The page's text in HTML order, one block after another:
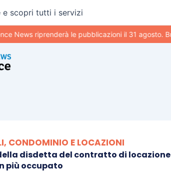
e scopri tutti i servizi
riprenderà le pubblicazioni il 31 agosto. Buone
CONDOMINIO E LOCAZIONI
disdetta del contratto di
più occupato